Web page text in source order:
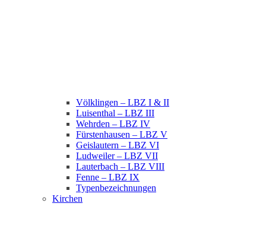
Völklingen – LBZ I & II
Luisenthal – LBZ III
Wehrden – LBZ IV
Fürstenhausen – LBZ V
Geislautern – LBZ VI
Ludweiler – LBZ VII
Lauterbach – LBZ VIII
Fenne – LBZ IX
Typenbezeichnungen
Kirchen